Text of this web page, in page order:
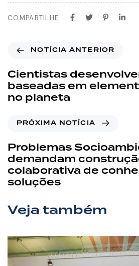
COMPARTILHE
NOTÍCIA ANTERIOR
Cientistas
baseadas em
no planeta
PRÓXIMA NOTÍCIA
Problemas
demandam
colaborativa de
soluções
Veja também